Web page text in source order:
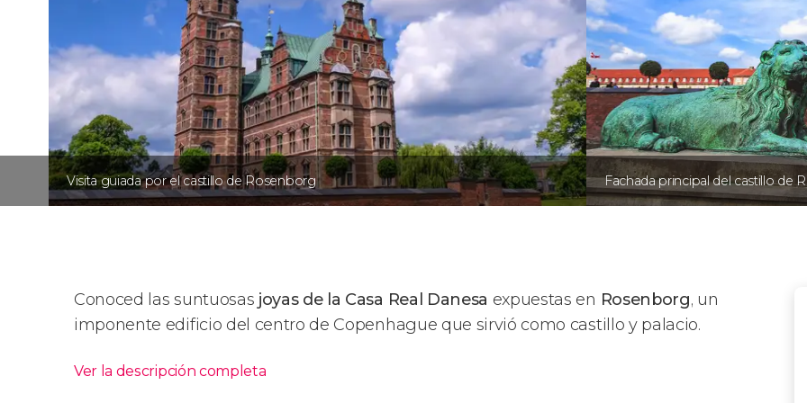
Visita guiada por el castillo de Rosenborg Fachada principal del castillo de
Conoced las suntuosas joyas de la Casa Real Danesa expuestas en Rosenborg, un
imponente edificio del centro de Copenhague que sirvió como castillo y palacio.
Ver la descripción completa